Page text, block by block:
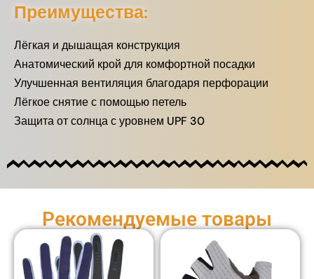
Преимущества:
Лёгкая и дышащая конструкция
Анатомический крой для комфортной посадки
Улучшенная вентиляция благодаря перфорации
Лёгкое снятие с помощью петель
Защита от солнца с уровнем UPF 30
Рекомендуемые товары